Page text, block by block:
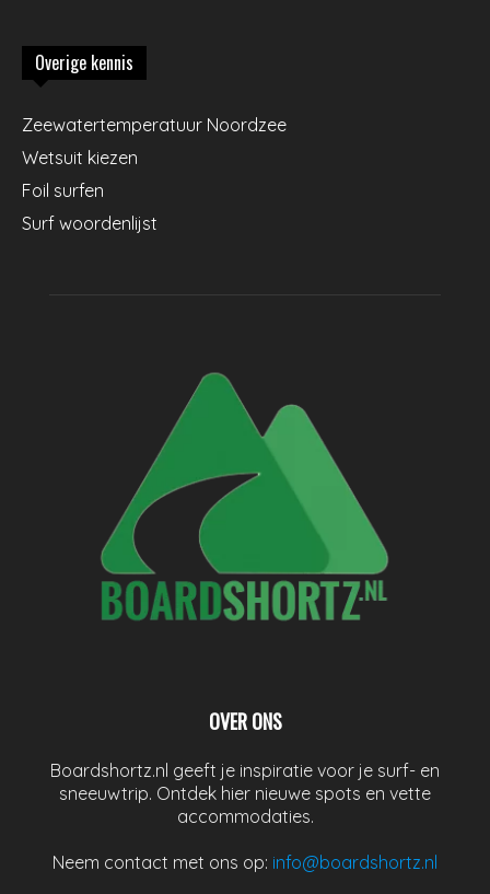
Overige kennis
Zeewatertemperatuur Noordzee
Wetsuit kiezen
Foil surfen
Surf woordenlijst
OVER ONS
Boardshortz.nl geeft je inspiratie voor je surf- en
sneeuwtrip. Ontdek hier nieuwe spots en vette
accommodaties.
Neem contact met ons op: info@boardshortz.nl